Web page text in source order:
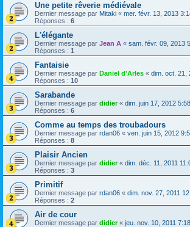
Une petite rêverie médiévale
Dernier message par Mitaki « mer. févr. 13, 2013
Réponses : 6
L'élégante
Dernier message par Jean A « sam. févr. 09, 2013
Réponses : 1
Fantaisie
Dernier message par Daniel d'Arles « dim. oct. 21,
Réponses : 10
Sarabande
Dernier message par didier« dim. juin 17, 2012
Réponses : 6
Comme au temps des troubadours
Dernier message par rdan06 « ven. juin 15, 2012
Réponses : 8
Plaisir Ancien
Dernier message par didier« dim. déc. 11, 2011
Réponses : 3
Primitif
Dernier message par rdan06 « dim. nov. 27, 2011
Réponses : 2
Air de cour
Dernier message par didier« jeu. nov. 10, 2011